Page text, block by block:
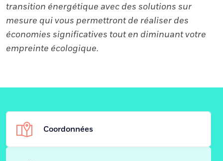
transition énergétique avec des solutions sur
mesure qui vous permettront de réaliser des
économies significatives tout en diminuant votre
empreinte écologique.
Coordonnées